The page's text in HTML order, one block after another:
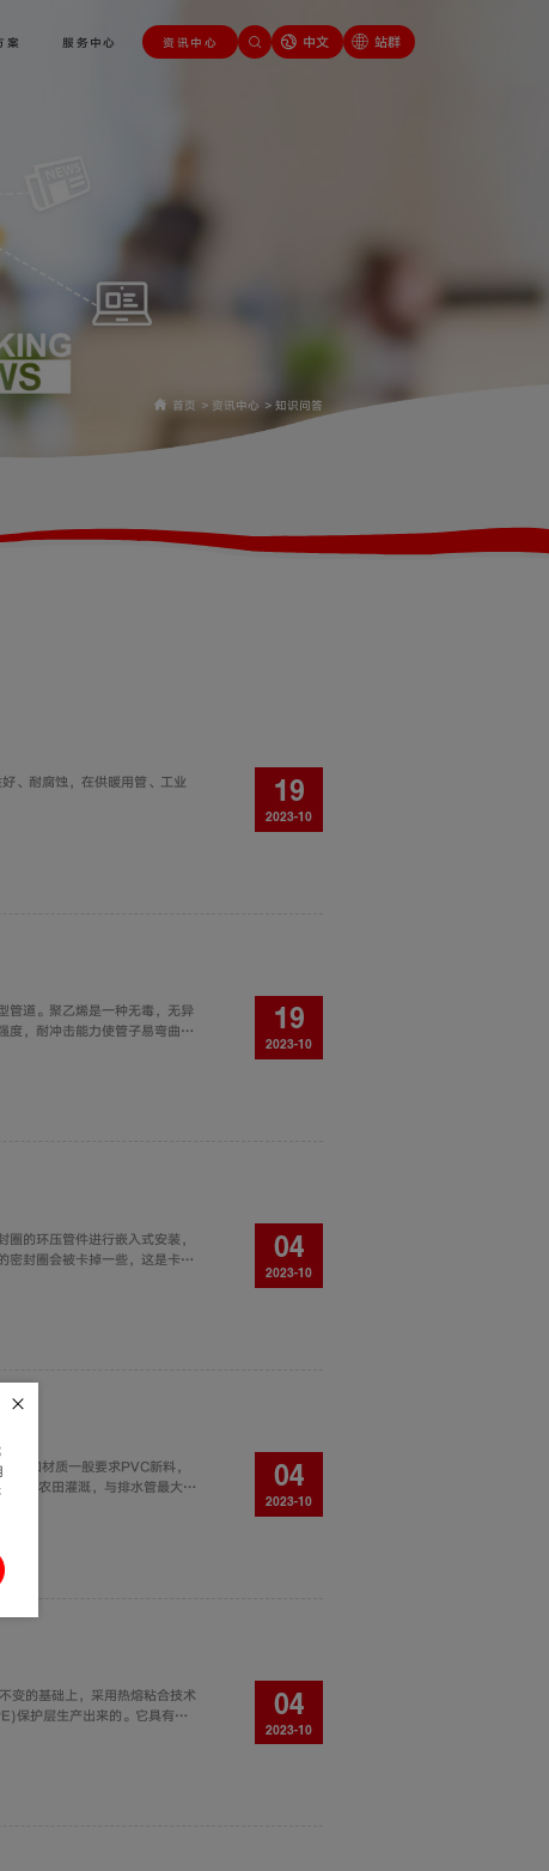
案 服务中心 资讯中心 中文 站群
首页 > 资讯中心 > 知识问答
、耐腐蚀，在供暖用管、工业
19
2023-10
管道。聚乙烯是一种无毒，无异
度，耐冲击能力使管子易弯曲不
19
2023-10
的环压管件进行嵌入式安装，
密封圈会被卡掉一些，这是卡压
04
2023-10
，如材质一般要求PVC新料，
用于农田灌溉，与排水管最大的
U给水管材有什么我们不了
04
2023-10
变的基础上，采用热熔粘合技术
保护层生产出来的。它具有聚
04
2023-10